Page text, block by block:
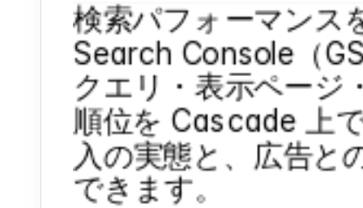
検索パフォーマンス
Search Console（
クエリ・表示ページ
順位を Cascade 上
入の実態と、広告と
できます。